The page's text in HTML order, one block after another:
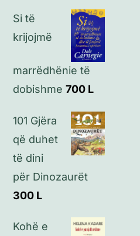
Si të
krijojmë
marrëdhënie të
dobishme 700 L
101 Gjëra
që duhet
të dini
për Dinozaurët
300 L
Kohë e